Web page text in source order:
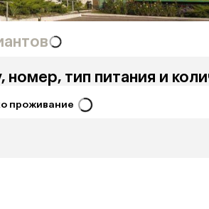
номер, тип питания и
проживание